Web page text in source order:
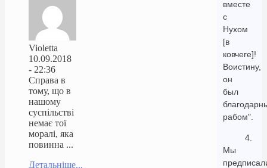
вместе
с
Нухом
[в
ковчеге]!
Воистину,
он
был
рабом".
4.
Мы
Violetta
10.09.2018
- 22:36
Справа в
тому, що в
нашому
суспільстві
немає тої
моралі, яка
повинна ...
Детальніше...